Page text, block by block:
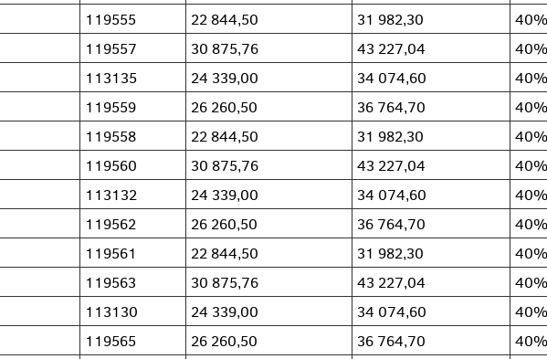
119555 22 844,50 31 982,30
40%
119557 30 875,76 43 227,04
40%
113135 24 339,00 34 074,60
40%
119559 26 260,50 36 764,70
40%
119558 22 844,50 31 982,30
40%
119560 30 875,76 43 227,04
40%
113132 24 339,00 34 074,60
40%
119562 26 260,50 36 764,70
40%
119561 22 844,50 31 982,30
40%
119563 30 875,76 43 227,04
40%
113130 24 339,00 34 074,60
40%
119565 26 260,50 36 764,70
40%